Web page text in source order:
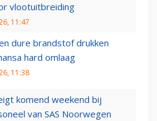
vlootuitbreiding
11:47
dure brandstof drukken
hard omlaag
11:38
komend weekend bij
van SAS Noorwegen